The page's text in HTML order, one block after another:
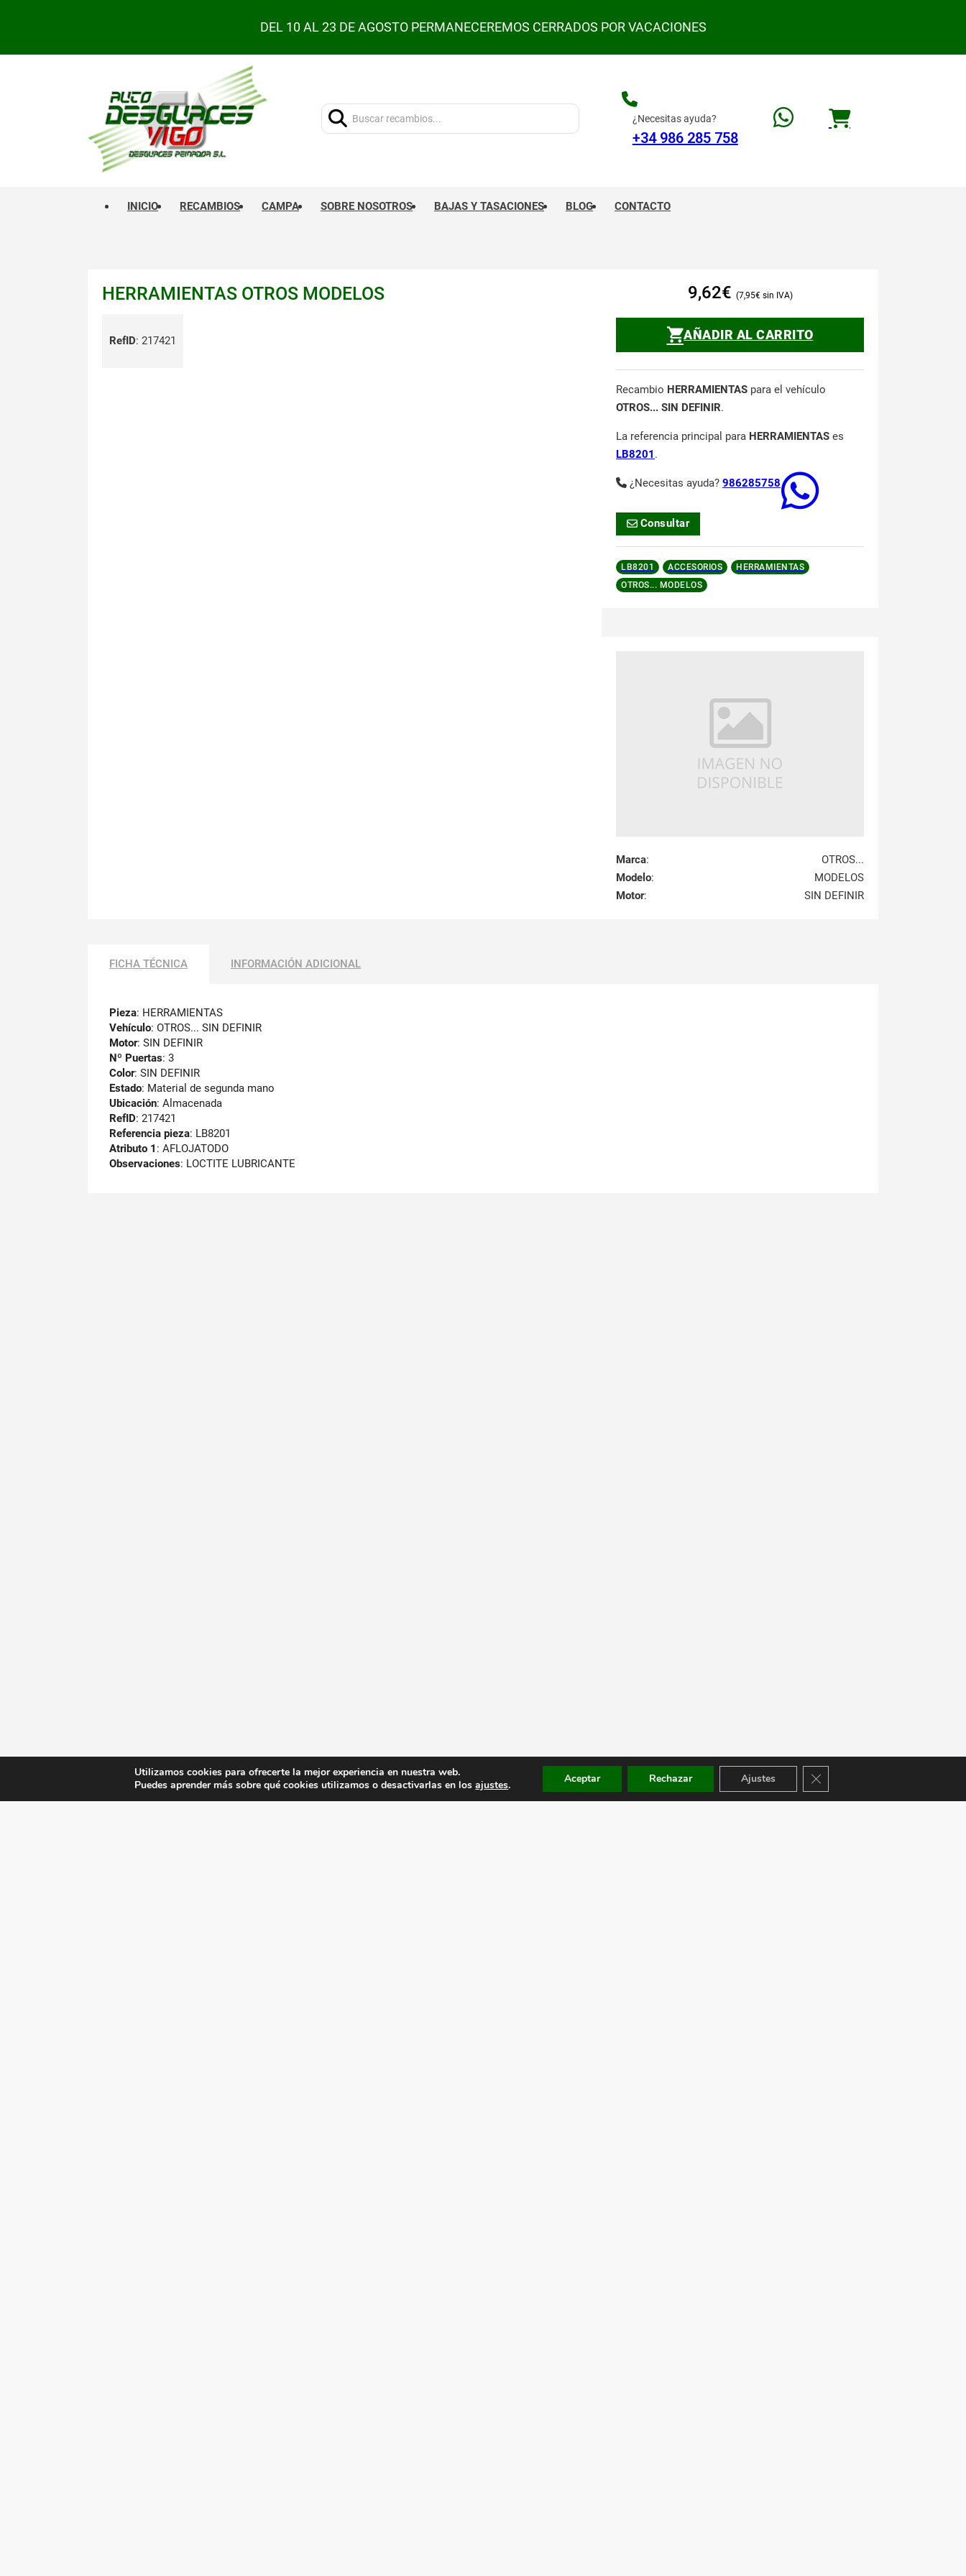
DEL 10 AL 23 DE AGOSTO PERMANECEREMOS CERRADOS POR VACACIONES
Buscar:
¿Necesitas ayuda?
+34 986 285 758
INICIO RECAMBIOS CAMPA SOBRE NOSOTROS BAJAS Y TASACIONES BLOG CONTACTO
HERRAMIENTAS OTROS MODELOS
RefID: 217421
9,62€ 7,95€
AÑADIR AL CARRITO
Recambio HERRAMIENTAS para el vehículo
OTROS... SIN DEFINIR.
La referencia principal para HERRAMIENTAS es
LB8201 .
¿Necesitas ayuda? 986285758
Consultar
LB8201 ACCESORIOS
HERRAMIENTAS
OTROS... MODELOS
Marca:
OTROS...
Modelo:
MODELOS
Motor: SIN DEFINIR
FICHA TÉCNICA INFORMACIÓN ADICIONAL
Pieza: HERRAMIENTAS
Vehículo: OTROS... SIN DEFINIR
Motor: SIN DEFINIR
Nº Puertas: 3
Color: SIN DEFINIR
Estado: Material de segunda mano
Ubicación: Almacenada
RefID: 217421
Referencia pieza: LB8201
Atributo 1 : AFLOJATODO
Observaciones: LOCTITE LUBRICANTE
Utilizamos cookies para ofrecerte la mejor experiencia en nuestra web.
Puedes aprender más sobre qué cookies utilizamos o desactivarlas en losajustes. Aceptar Rechazar Ajustes Cerrar el banner de cookies RGPD